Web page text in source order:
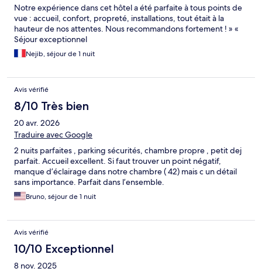
Notre expérience dans cet hôtel a été parfaite à tous points de
vue : accueil, confort, propreté, installations, tout était à la
hauteur de nos attentes. Nous recommandons fortement ! » «
Séjour exceptionnel
Nejib, séjour de 1 nuit
Avis vérifié
8/10 Très bien
20 avr. 2026
Traduire avec Google
2 nuits parfaites , parking sécurités, chambre propre , petit dej
parfait. Accueil excellent. Si faut trouver un point négatif,
manque d’éclairage dans notre chambre ( 42) mais c un détail
sans importance. Parfait dans l’ensemble.
Bruno, séjour de 1 nuit
Avis vérifié
10/10 Exceptionnel
8 nov. 2025